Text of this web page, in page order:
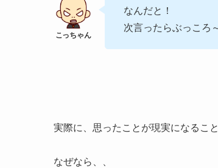
なんだと！
次言ったらぶっころ
実際に、思ったことが現実になるこ
なぜなら、、